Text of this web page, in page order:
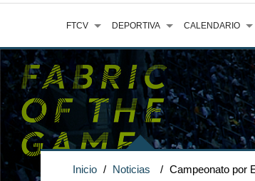
FTCV DEPORTIVA CALENDARIO
Inicio / Noticias / Campeonato por